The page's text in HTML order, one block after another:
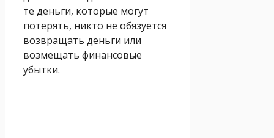
те деньги, которые могут
потерять, никто не обязуется
возвращать деньги или
возмещать финансовые
убытки.